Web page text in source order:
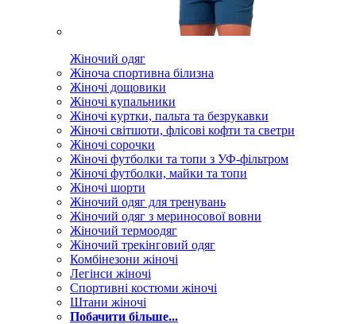
Жіночий одяг
Жіноча спортивна білизна
Жіночі дощовики
Жіночі купальники
Жіночі куртки, пальта та безрукавки
Жіночі світшоти, флісові кофти та светри
Жіночі сорочки
Жіночі футболки та топи з УФ-фільтром
Жіночі футболки, майки та топи
Жіночі шорти
Жіночий одяг для тренувань
Жіночий одяг з мериносової вовни
Жіночий термоодяг
Жіночий трекінговий одяг
Комбінезони жіночі
Легінси жіночі
Спортивні костюми жіночі
Штани жіночі
Побачити більше...